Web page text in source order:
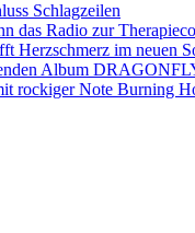
Schlagzeilen
das Radio zur
Herzschmerz im neuen
Album
rockiger Note Burning